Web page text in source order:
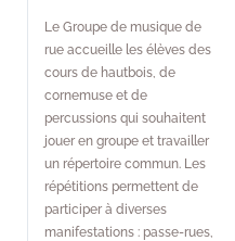
Le Groupe de musique de
rue accueille les élèves des
cours de hautbois, de
cornemuse et de
percussions qui souhaitent
jouer en groupe et travailler
un répertoire commun. Les
répétitions permettent de
participer à diverses
manifestations : passe-rues,